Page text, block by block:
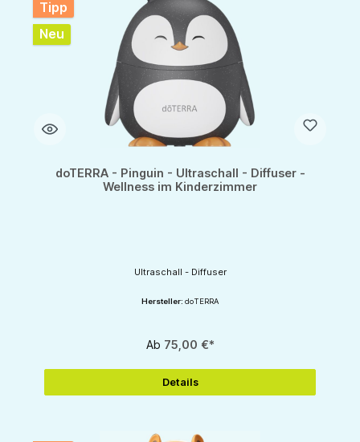
Tipp
Neu
doTERRA - Pinguin - Ultraschall - Diffuser -
Wellness im Kinderzimmer
Ultraschall - Diffuser
Hersteller: doTERRA
Ab 75,00 €*
Details